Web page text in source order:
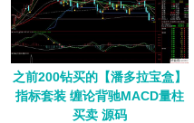
之前200钻买的【潘多拉宝盒】
指标套装 缠论背驰MACD量柱
买卖 源码